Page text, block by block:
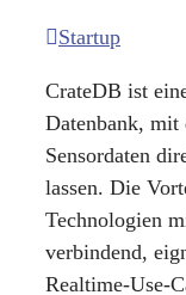
Startup
CrateDB ist
Datenbank, mit
Sensordaten
lassen. Die
Technologien
verbindend,
Realtime-Use-